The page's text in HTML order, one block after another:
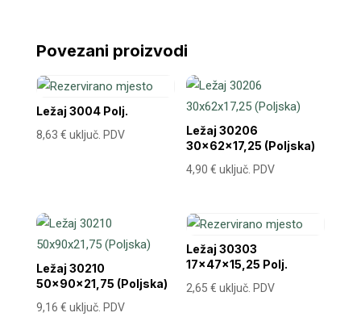
Povezani proizvodi
Ležaj 3004 Polj.
8,63 € uključ. PDV
Ležaj 30206
30x62x17,25 (Poljska)
4,90€ uključ. PDV
Ležaj 30210
50x90x21,75 (Poljska)
9,16 € uključ. PDV
Ležaj 30303
17x47x15,25 Polj.
2,65€ uključ. PDV